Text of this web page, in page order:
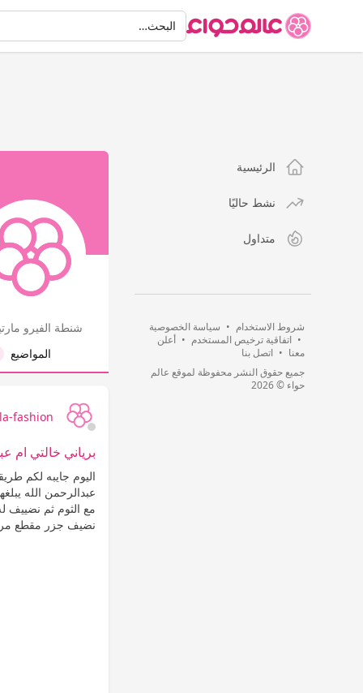
البحثالبحث…
الرئيسية
نشط حاليًا
متداول
شروط الاستخدام • سياسة الخصوصية
• اتفاقية ترخيص المستخدم • أعلن
معنا • اتصل بنا
جميع حقوق النشر محفوظة لموقع عالم
حواء © 2026
شنطة الفيرو مارتيني
المواضيع
fashion
برياني خالتي ام
اليوم جايبه لكم
مع الثوم ثم نضييف
نضيف جزر مقطع